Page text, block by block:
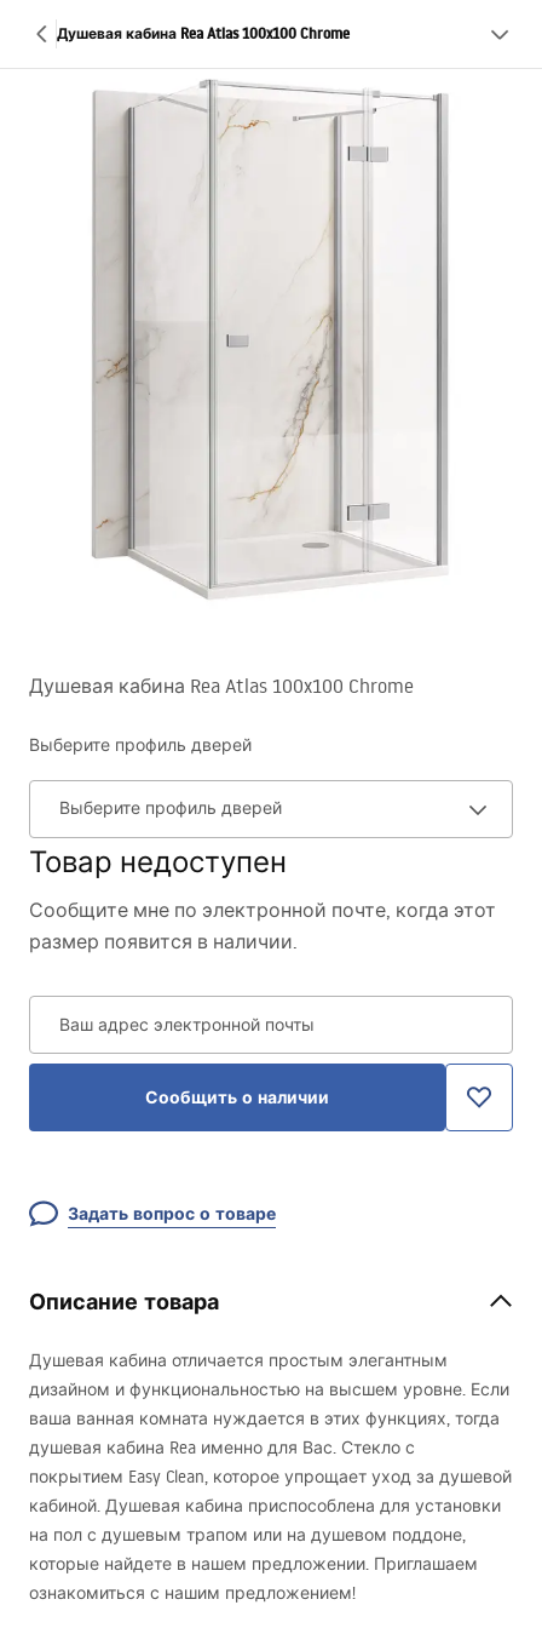
Душевая кабина Rea Atlas 100x100 Chrome
Душевая кабина Rea Atlas 100x100 Chrome
Выберите профиль дверей
Выберите профиль дверей
Товар недоступен
Сообщите мне по электронной почте, когда этот
размер появится в наличии.
Ваш адрес электронной почты
Сообщить о наличии
Задать вопрос о товаре
Описание товара
Душевая кабина отличается простым элегантным
дизайном и функциональностью на высшем уровне. Если
ваша ванная комната нуждается в этих функциях, тогда
душевая кабина Rea именно для Вас. Стекло с
покрытием Easy Clean, которое упрощает уход за душевой
кабиной. Душевая кабина приспособлена для установки
на пол с душевым трапом или на душевом поддоне,
которые найдете в нашем предложении. Приглашаем
ознакомиться с нашим предложением!